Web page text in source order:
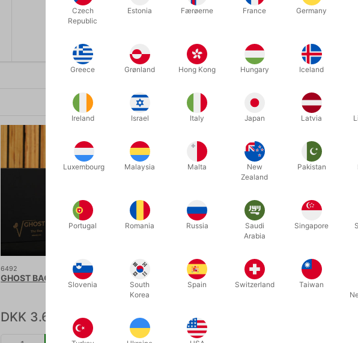
hurtigt selv på detaljer. Du kan simpelthen ikke lade være.
Køb mens du kan!
6492
GHOST BAG - Emil Mikkelsen
DKK 3.600,00/ stk
JUDY THE MOUSE
DKK 150,00
2303
ZIG ZAG
Czech
Republic
Estonia Færøerne France Germany
Greece Grønland Hong Kong Hungary Iceland
Ireland Israel Italy Japan Latvia
Luxembourg Malaysia Malta
New
Zealand
Pakistan
Portugal Romania Russia
Saudi
Arabia
Singapore
Slovenia
South
Korea
Spain Switzerland Taiwan